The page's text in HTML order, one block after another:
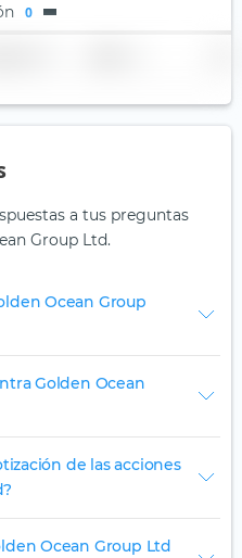
0
a tus preguntas
Group Ltd.
Ocean Group
Golden Ocean
de las acciones
Ocean Group Ltd